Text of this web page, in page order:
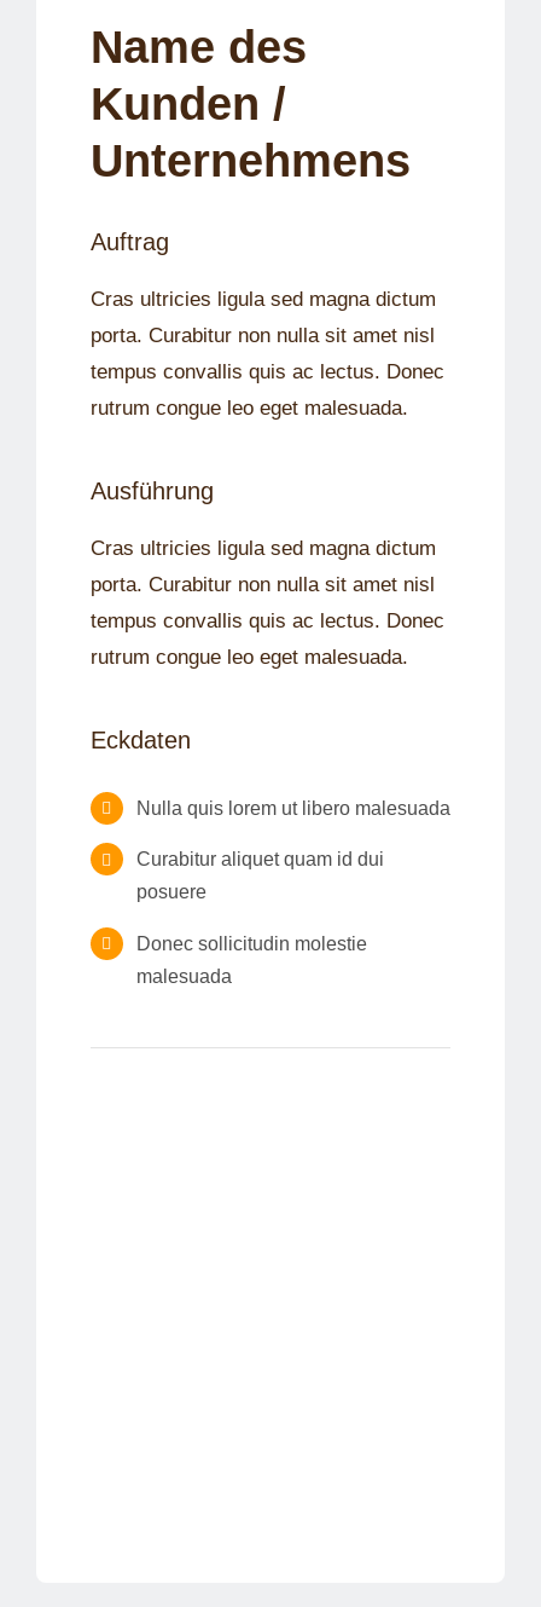
Name des
Kunden /
Unternehmens
Auftrag
Cras ultricies ligula sed magna dictum
porta. Curabitur non nulla sit amet nisl
tempus convallis quis ac lectus. Donec
rutrum congue leo eget malesuada.
Ausführung
Cras ultricies ligula sed magna dictum
porta. Curabitur non nulla sit amet nisl
tempus convallis quis ac lectus. Donec
rutrum congue leo eget malesuada.
Eckdaten
Nulla quis lorem ut libero malesuada
Curabitur aliquet quam id dui
posuere
Donec sollicitudin molestie
malesuada